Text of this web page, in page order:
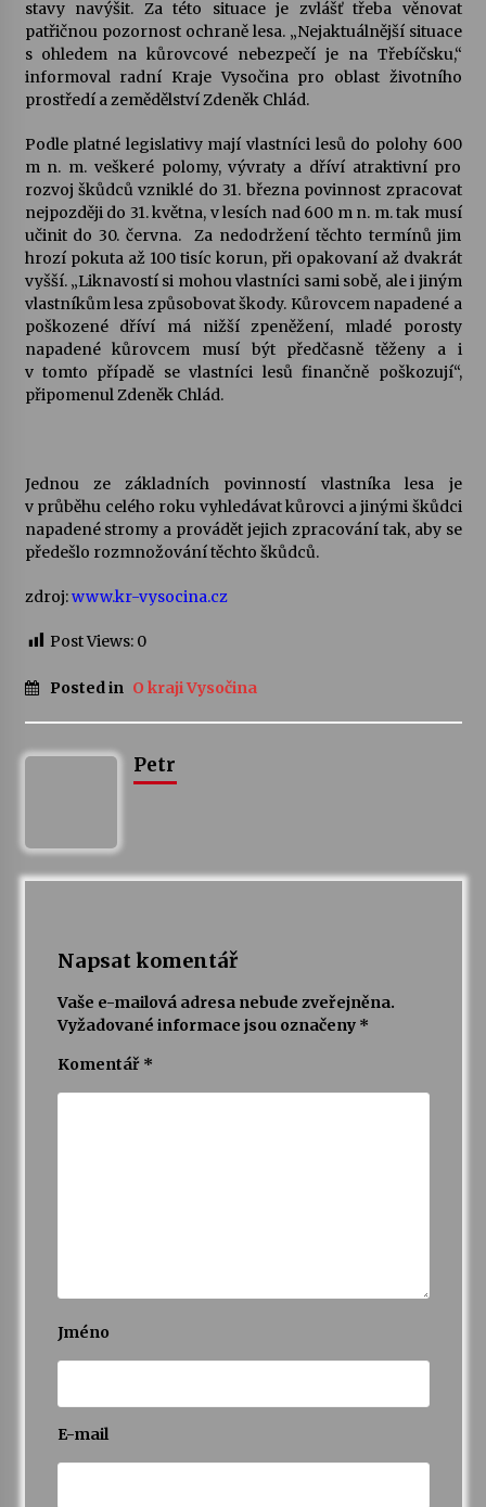
Jenakaši
28. 7. 2026
Votavžatský ploty
Letní koncerty ve Stromovce: Rufus Miller
22. 7. 2026
Vysočinka
17. 7. 2026
Ozvěny prázdnin
Za kulturou kousek za Humpolec. V Želivě ožije
odkaz Josefa Čapka
13. 7. 2026
Varhanní recitál Michala Novenka v Klášteře
Želiv
Petr Adamec – Malovaný svět
stavy navýšit. Za této situace je zvlášť třeba věnovat
patřičnou pozornost ochraně lesa. „Nejaktuálnější situace
s ohledem na kůrovcové nebezpečí je na Třebíčsku,“
informoval radní Kraje Vysočina pro oblast životního
prostředí a zemědělství Zdeněk Chlád.
Podle platné legislativy mají vlastníci lesů do polohy 600
m n. m. veškeré polomy, vývraty a dříví atraktivní pro
rozvoj škůdců vzniklé do 31. března povinnost zpracovat
nejpozději do 31. května, v lesích nad 600 m n. m. tak musí
učinit do 30. června. Za nedodržení těchto termínů jim
hrozí pokuta až 100 tisíc korun, při opakovaní až dvakrát
vyšší. „Liknavostí si mohou vlastníci sami sobě, ale i jiným
vlastníkům lesa způsobovat škody. Kůrovcem napadené a
poškozené dříví má nižší zpeněžení, mladé porosty
napadené kůrovcem musí být předčasně těženy a i
v tomto případě se vlastníci lesů finančně poškozují“,
připomenul Zdeněk Chlád.
Jednou ze základních povinností vlastníka lesa je
v průběhu celého roku vyhledávat kůrovci a jinými škůdci
napadené stromy a provádět jejich zpracování tak, aby se
předešlo rozmnožování těchto škůdců.
zdroj:www.kr-vysocina.cz
Post Views: 0
Posted in O kraji Vysočina
Petr
Napsat komentář
Vaše e-mailová adresa nebude zveřejněna.
Vyžadované informace jsou označeny *
Komentář *
Jméno
E-mail